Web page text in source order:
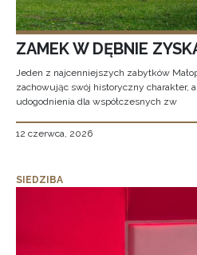
ZAMEK W DĘBNIE
Jeden z najcenniejszych zabytków
zachowując swój historyczny charakter,
udogodnienia dla współczesnych zw
12 czerwca, 2026
SIEDZIBA